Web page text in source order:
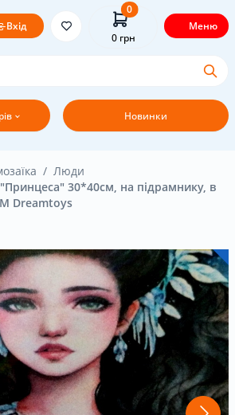
Новинки
Вхід
0
0грн
Меню
Люди
30*40см, на підрамнику, в
Dreamtoys